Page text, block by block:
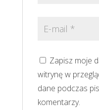
Zapisz moje
witrynę w
dane podczas
komentarzy.